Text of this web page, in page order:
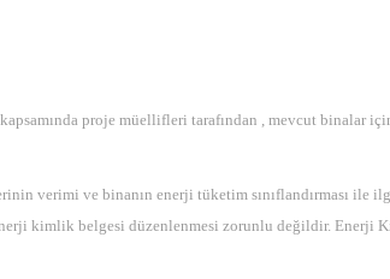
proje müellifleri tarafından , mevcut binalar
verimi ve binanın enerji tüketim sınıflandırması
kimlik belgesi düzenlenmesi zorunlu değildir. Enerji